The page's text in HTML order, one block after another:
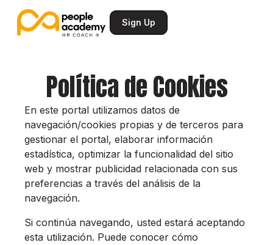
Sign Up
Política de Cookies
En este portal utilizamos datos de
navegación/cookies propias y de terceros para
gestionar el portal, elaborar información
estadística, optimizar la funcionalidad del sitio
web y mostrar publicidad relacionada con sus
preferencias a través del análisis de la
navegación.
Si continúa navegando, usted estará aceptando
esta utilización. Puede conocer cómo